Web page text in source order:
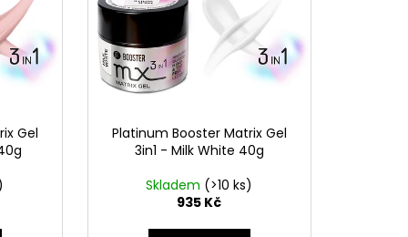
Gel
Platinum Booster Matrix Gel
3in1 - Milk White 40g
Skladem (>10 ks)
935 Kč